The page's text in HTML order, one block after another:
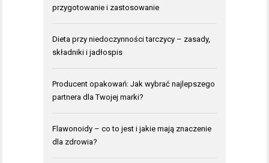
przygotowanie i zastosowanie
Dieta przy niedoczynności tarczycy – zasady,
składniki i jadłospis
Producent opakowań: Jak wybrać najlepszego
partnera dla Twojej marki?
Flawonoidy – co to jest i jakie mają znaczenie
dla zdrowia?